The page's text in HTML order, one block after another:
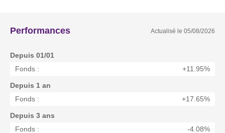
Performances Actualisé le 05/08/2026
Depuis 01/01
Fonds :
+11.95%
Depuis 1 an
Fonds :
+17.65%
Depuis 3 ans
Fonds :
-4.08%